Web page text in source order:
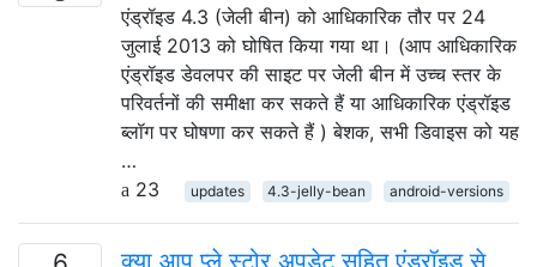
एंड्रॉइड 4.3 (जेली बीन) को आधिकारिक तौर पर 24
जुलाई 2013 को घोषित किया गया था। (आप आधिकारिक
एंड्रॉइड डेवलपर की साइट पर जेली बीन में उच्च स्तर के
परिवर्तनों की समीक्षा कर सकते हैं या आधिकारिक एंड्रॉइड
ब्लॉग पर घोषणा कर सकते हैं ) बेशक, सभी डिवाइस को यह
…
23
updates 4.3-jelly-bean android-versions
क्या आप प्ले स्टोर अपडेट सहित एंड्रॉइड से